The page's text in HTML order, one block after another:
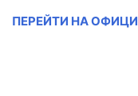
ПЕРЕЙТИ НА